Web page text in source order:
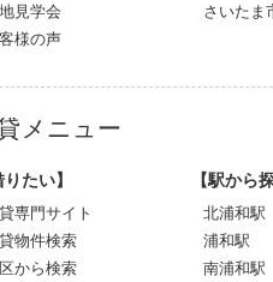
見学会
様の声
さいたま
メニュー
りたい】
専門サイト
物件検索
から検索
【駅から
北浦和駅
浦和駅
南浦和駅